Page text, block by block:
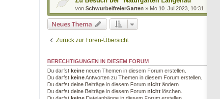
von SchwurbelfreierGarten » Mo 10. Jul 2023, 10:31
Neues Thema
Zurück zur Foren-Übersicht
BERECHTIGUNGEN IN DIESEM FORUM
Du darfst keine neuen Themen in diesem Forum erstellen.
Du darfst keineAntworten zu Themen in diesem Forum erstellen.
Du darfst deine Beiträge in diesem Forum nicht ändern.
Du darfst deine Beiträge in diesem Forum nicht löschen.